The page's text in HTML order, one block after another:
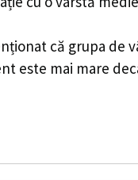
că grupa de
este mai mare